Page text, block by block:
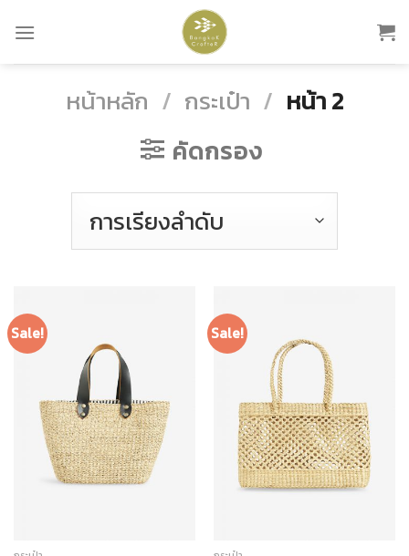
หน้าหลัก / กระเป๋า / หน้า 2
คัดกรอง
Sale! Sale!